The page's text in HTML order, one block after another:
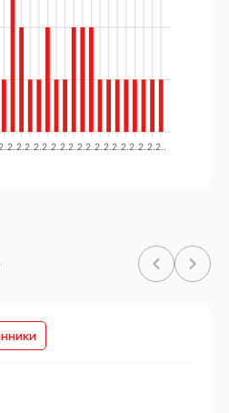
2..2..2..2..2..2..2..2..2..2..2..2..2..2..2..2..2..2..2..